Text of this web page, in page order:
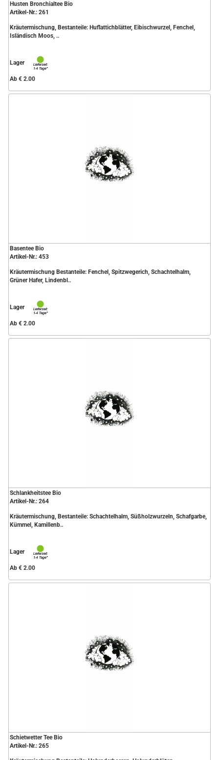
Husten Bronchialtee Bio
Artikel-Nr.: 261
Kräutermischung, Bestanteile: Huflattichblätter, Eibischwurzel, Fenchel,
Isländisch Moos, ..
Lager
Ab € 2.00
Basentee Bio
Artikel-Nr.: 453
Kräutermischung Bestanteile: Fenchel, Spitzwegerich, Schachtelhalm,
Grüner Hafer, Lindenbl..
Lager
Ab € 2.00
Schlankheitstee Bio
Artikel-Nr.: 264
Kräutermischung, Bestanteile: Schachtelhalm, Süßholzwurzeln, Schafgarbe,
Kümmel, Kamillenb..
Lager
Ab € 2.00
Schietwetter Tee Bio
Artikel-Nr.: 265